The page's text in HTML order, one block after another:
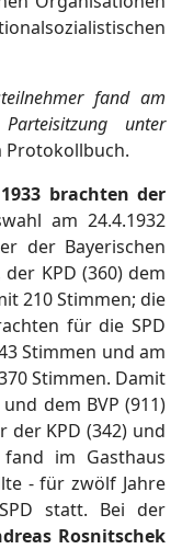
fand am
unter
Protokollbuch.
brachten der
am 24.4.1932
der Bayerischen
KPD (360) dem
210 Stimmen; die
für die SPD
Stimmen und am
Stimmen. Damit
dem BVP (911)
KPD (342) und
im Gasthaus
- für zwölf Jahre
statt. Bei der
Rosnitschek